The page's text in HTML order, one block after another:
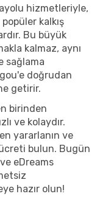
hizmetleriyle,
kalkış
Bu büyük
kalmaz, aynı
sağlama
doğrudan
getirir.
birinden
ve kolaydır.
yararlanın ve
bulun. Bugün
eDreams
hazır olun!